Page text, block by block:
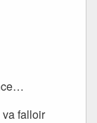
falloir